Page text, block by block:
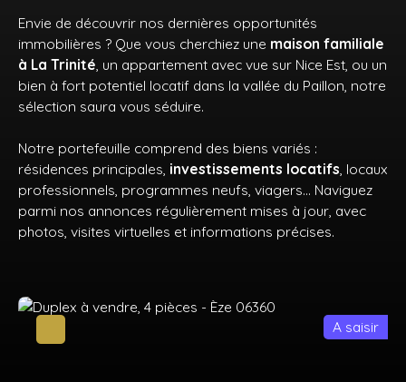
Envie de découvrir nos dernières opportunités
immobilières ? Que vous cherchiez une maison familiale
à La Trinité, un appartement avec vue sur Nice Est, ou un
bien à fort potentiel locatif dans la vallée du Paillon, notre
sélection saura vous séduire.
Notre portefeuille comprend des biens variés :
résidences principales, investissements locatifs, locaux
professionnels, programmes neufs, viagers… Naviguez
parmi nos annonces régulièrement mises à jour, avec
photos, visites virtuelles et informations précises.
A saisir